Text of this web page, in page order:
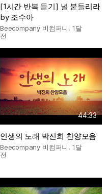
[1시간 반복 듣기] 널 붙들리라
by 조수아
Beecompany 비컴퍼니, 1달
전
44:33
인생의 노래 박진희 찬양모음
Beecompany 비컴퍼니, 1달
전